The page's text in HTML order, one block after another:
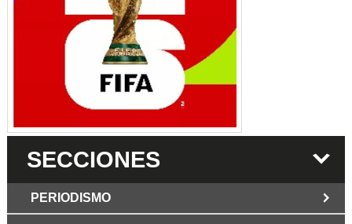
SECCIONES
PERIODISMO